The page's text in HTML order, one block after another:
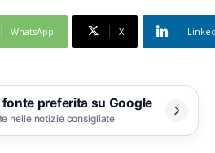
WhatsApp X
preferita su Google
nelle notizie consigliate